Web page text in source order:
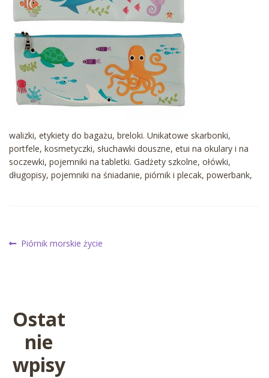
walizki, etykiety do bagażu, breloki. Unikatowe skarbonki,
portfele, kosmetyczki, słuchawki douszne, etui na okulary i na
soczewki, pojemniki na tabletki. Gadżety szkolne, ołówki,
długopisy, pojemniki na śniadanie, piórnik i plecak, powerbank,
Nawigacja
Poprzedni
Piórnik morskie życie
Ostat
nie
wpisy